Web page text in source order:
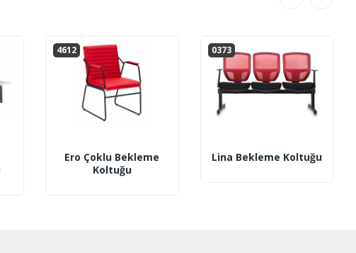
4612
Ero Çoklu Bekleme
Koltuğu
0373
Lina Bekleme Koltuğu